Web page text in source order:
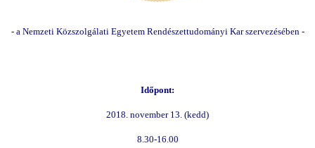
- a Nemzeti Közszolgálati Egyetem Rendészettudományi Kar szervezésében -
Időpont:
2018. november 13. (kedd)
8.30-16.00